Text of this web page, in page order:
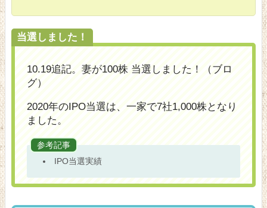
当選しました！
10.19追記。妻が100株 当選しました！
ブロ
グ
2020年のIPO当選は、一家で7社1,000株となり
ました。
参考記事
IPO当選実績